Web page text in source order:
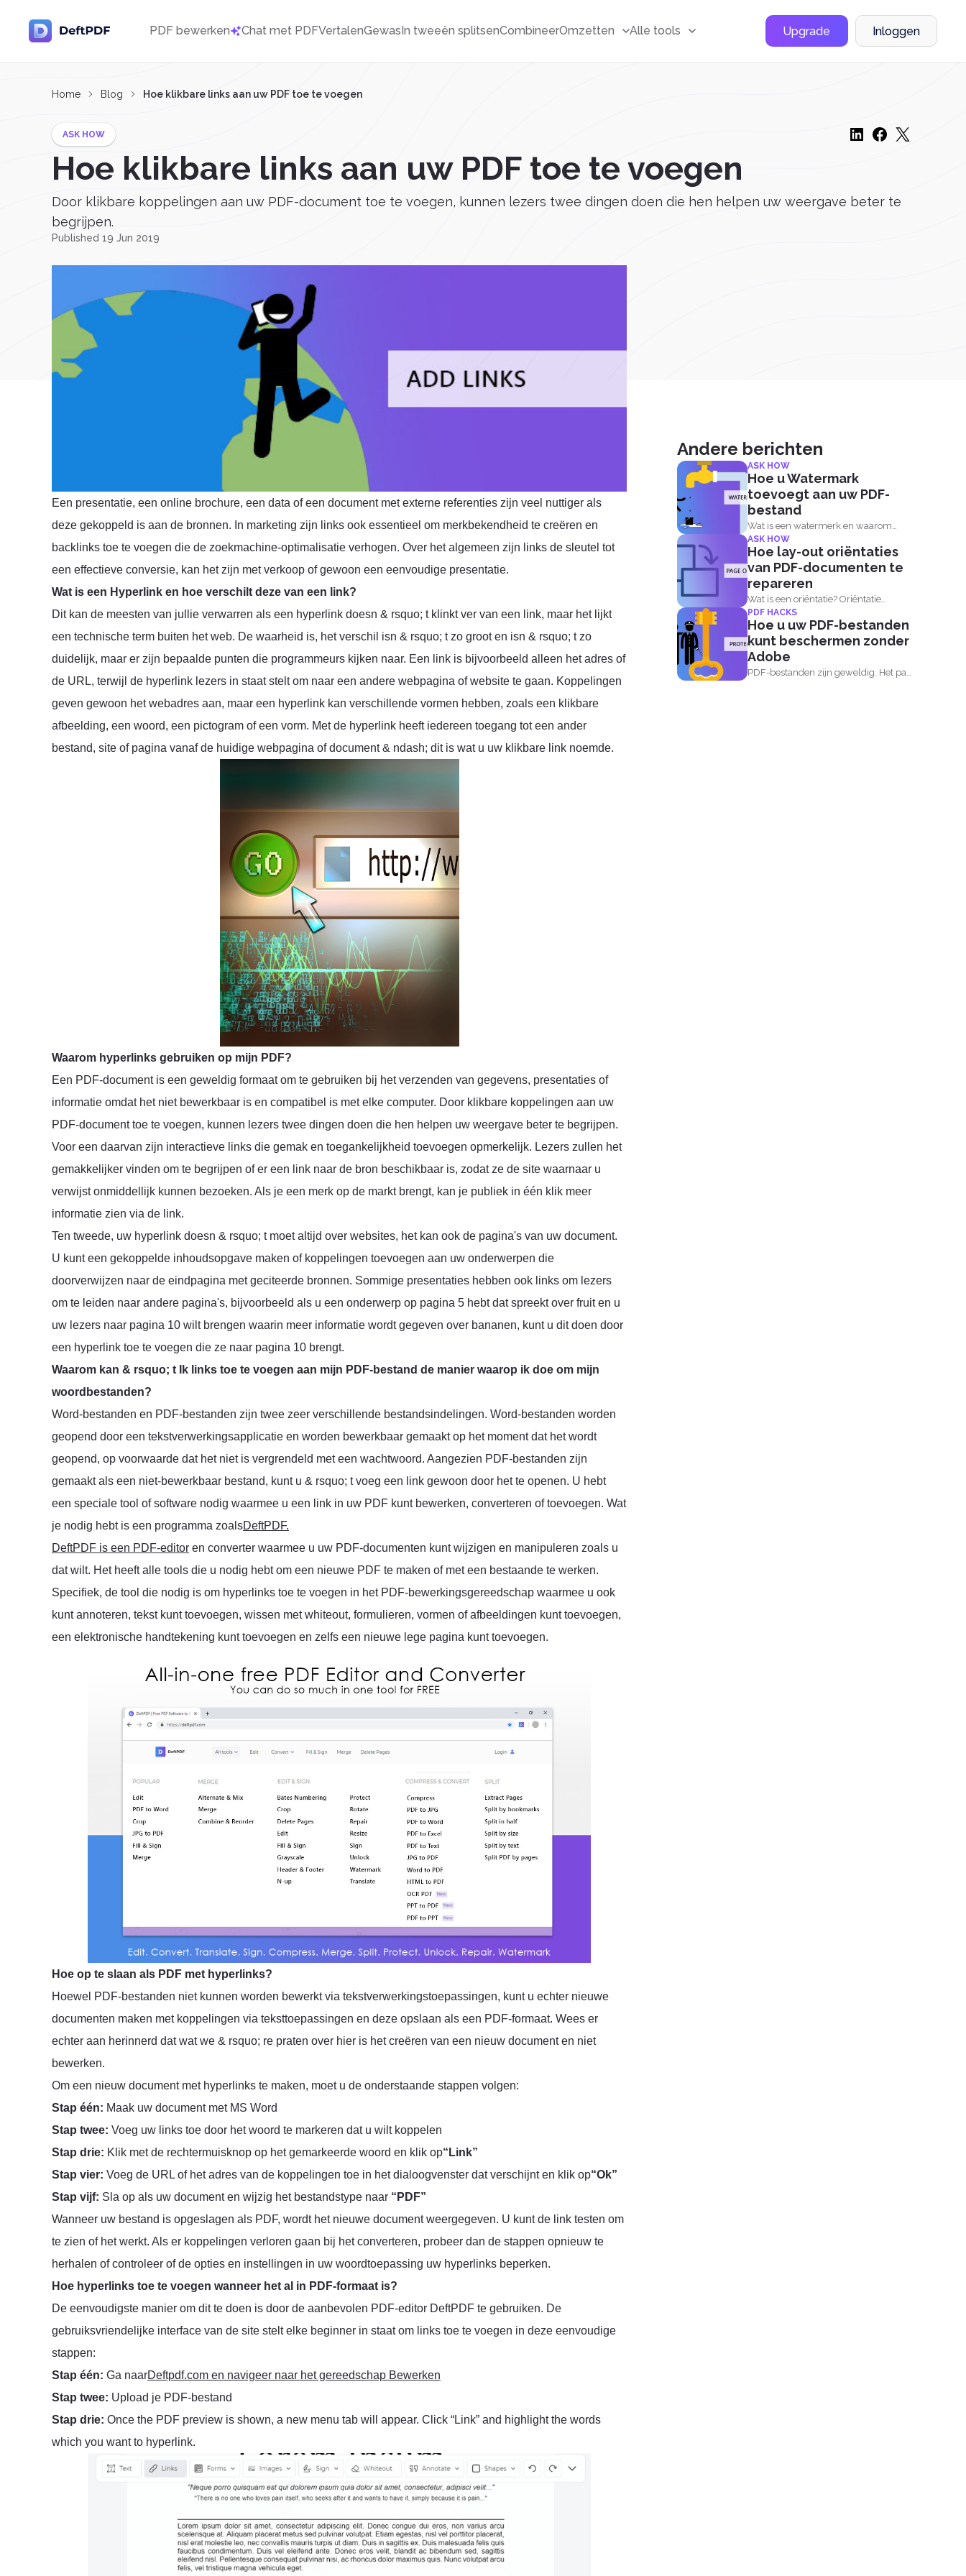
PDF bewerken Chat met PDFVertalenGewasIn tweeën splitsenCombineerOmzetten Alle tools Upgrade Inloggen
Home Blog Hoe klikbare links aan uw PDF toe te voegen
ASK HOW
Hoe klikbare links aan uw PDF toe te voegen
Door klikbare koppelingen aan uw PDF-document toe te voegen, kunnen lezers twee dingen doen die hen helpen uw weergave beter te
begrijpen.
Published 19 Jun 2019
Een presentatie, een online brochure, een data of een document met externe referenties zijn veel nuttiger als
deze gekoppeld is aan de bronnen. In marketing zijn links ook essentieel om merkbekendheid te creëren en
backlinks toe te voegen die de zoekmachine-optimalisatie verhogen. Over het algemeen zijn links de sleutel tot
een effectieve conversie, kan het zijn met verkoop of gewoon een eenvoudige presentatie.
Wat is een Hyperlink en hoe verschilt deze van een link?
Dit kan de meesten van jullie verwarren als een hyperlink doesn & rsquo; t klinkt ver van een link, maar het lijkt
een technische term buiten het web. De waarheid is, het verschil isn & rsquo; t zo groot en isn & rsquo; t zo
duidelijk, maar er zijn bepaalde punten die programmeurs kijken naar. Een link is bijvoorbeeld alleen het adres of
de URL, terwijl de hyperlink lezers in staat stelt om naar een andere webpagina of website te gaan. Koppelingen
geven gewoon het webadres aan, maar een hyperlink kan verschillende vormen hebben, zoals een klikbare
afbeelding, een woord, een pictogram of een vorm. Met de hyperlink heeft iedereen toegang tot een ander
bestand, site of pagina vanaf de huidige webpagina of document & ndash; dit is wat u uw klikbare link noemde.
Waarom hyperlinks gebruiken op mijn PDF?
Een PDF-document is een geweldig formaat om te gebruiken bij het verzenden van gegevens, presentaties of
informatie omdat het niet bewerkbaar is en compatibel is met elke computer. Door klikbare koppelingen aan uw
PDF-document toe te voegen, kunnen lezers twee dingen doen die hen helpen uw weergave beter te begrijpen.
Voor een daarvan zijn interactieve links die gemak en toegankelijkheid toevoegen opmerkelijk. Lezers zullen het
gemakkelijker vinden om te begrijpen of er een link naar de bron beschikbaar is, zodat ze de site waarnaar u
verwijst onmiddellijk kunnen bezoeken. Als je een merk op de markt brengt, kan je publiek in één klik meer
informatie zien via de link.
Ten tweede, uw hyperlink doesn & rsquo; t moet altijd over websites, het kan ook de pagina's van uw document.
U kunt een gekoppelde inhoudsopgave maken of koppelingen toevoegen aan uw onderwerpen die
doorverwijzen naar de eindpagina met geciteerde bronnen. Sommige presentaties hebben ook links om lezers
om te leiden naar andere pagina's, bijvoorbeeld als u een onderwerp op pagina 5 hebt dat spreekt over fruit en u
uw lezers naar pagina 10 wilt brengen waarin meer informatie wordt gegeven over bananen, kunt u dit doen door
een hyperlink toe te voegen die ze naar pagina 10 brengt.
Waarom kan & rsquo; t Ik links toe te voegen aan mijn PDF-bestand de manier waarop ik doe om mijn
woordbestanden?
Word-bestanden en PDF-bestanden zijn twee zeer verschillende bestandsindelingen. Word-bestanden worden
geopend door een tekstverwerkingsapplicatie en worden bewerkbaar gemaakt op het moment dat het wordt
geopend, op voorwaarde dat het niet is vergrendeld met een wachtwoord. Aangezien PDF-bestanden zijn
gemaakt als een niet-bewerkbaar bestand, kunt u & rsquo; t voeg een link gewoon door het te openen. U hebt
een speciale tool of software nodig waarmee u een link in uw PDF kunt bewerken, converteren of toevoegen. Wat
je nodig hebt is een programma zoalsDeftPDF.
DeftPDF is een PDF-editor en converter waarmee u uw PDF-documenten kunt wijzigen en manipuleren zoals u
dat wilt. Het heeft alle tools die u nodig hebt om een nieuwe PDF te maken of met een bestaande te werken.
Specifiek, de tool die nodig is om hyperlinks toe te voegen in het PDF-bewerkingsgereedschap waarmee u ook
kunt annoteren, tekst kunt toevoegen, wissen met whiteout, formulieren, vormen of afbeeldingen kunt toevoegen,
een elektronische handtekening kunt toevoegen en zelfs een nieuwe lege pagina kunt toevoegen.
Hoe op te slaan als PDF met hyperlinks?
Hoewel PDF-bestanden niet kunnen worden bewerkt via tekstverwerkingstoepassingen, kunt u echter nieuwe
documenten maken met koppelingen via teksttoepassingen en deze opslaan als een PDF-formaat. Wees er
echter aan herinnerd dat wat we & rsquo; re praten over hier is het creëren van een nieuw document en niet
bewerken.
Om een nieuw document met hyperlinks te maken, moet u de onderstaande stappen volgen:
Stap één: Maak uw document met MS Word
Stap twee: Voeg uw links toe door het woord te markeren dat u wilt koppelen
Stap drie: Klik met de rechtermuisknop op het gemarkeerde woord en klik op“Link”
Stap vier: Voeg de URL of het adres van de koppelingen toe in het dialoogvenster dat verschijnt en klik op“Ok”
Stap vijf: Sla op als uw document en wijzig het bestandstype naar “PDF”
Wanneer uw bestand is opgeslagen als PDF, wordt het nieuwe document weergegeven. U kunt de link testen om
te zien of het werkt. Als er koppelingen verloren gaan bij het converteren, probeer dan de stappen opnieuw te
herhalen of controleer of de opties en instellingen in uw woordtoepassing uw hyperlinks beperken.
Hoe hyperlinks toe te voegen wanneer het al in PDF-formaat is?
De eenvoudigste manier om dit te doen is door de aanbevolen PDF-editor DeftPDF te gebruiken. De
gebruiksvriendelijke interface van de site stelt elke beginner in staat om links toe te voegen in deze eenvoudige
stappen:
Stap één: Ga naarDeftpdf.com en navigeer naar het gereedschap Bewerken
Stap twee: Upload je PDF-bestand
Stap drie: Once the PDF preview is shown, a new menu tab will appear. Click “Link” and highlight the words
which you want to hyperlink.
Andere berichten
ASK HOW
Hoe u Watermark
toevoegt aan uw PDF-
bestand
Wat is een watermerk en waarom
voegen mensen dit toe...
ASK HOW
Hoe lay-out oriëntaties
van PDF-documenten te
repareren
Wat is een oriëntatie? Oriëntatie
betekent per definitie...
PDF HACKS
Hoe u uw PDF-bestanden
kunt beschermen zonder
Adobe
PDF-bestanden zijn geweldig. Het past